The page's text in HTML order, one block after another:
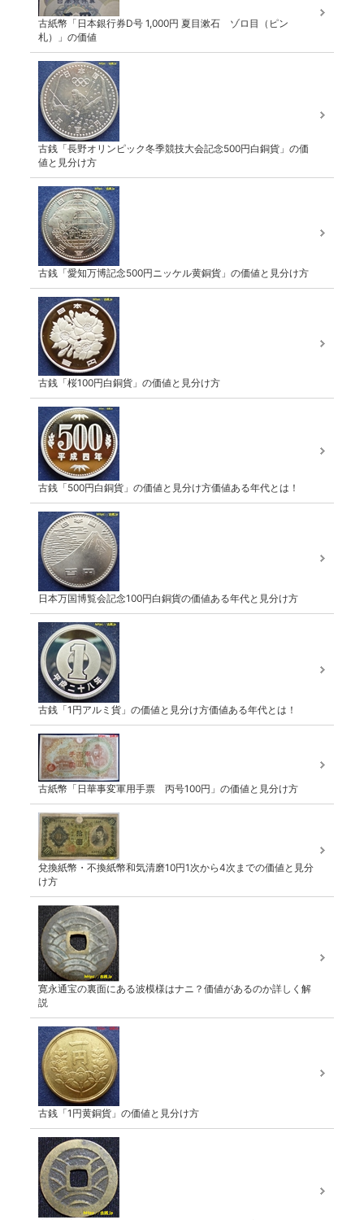
古紙幣「日本銀行券D号 1,000円 夏目漱石 ゾロ目（ピン
札）」の価値
古銭「長野オリンピック冬季競技大会記念500円白銅貨」の価
値と見分け方
古銭「愛知万博記念500円ニッケル黄銅貨」の価値と見分け方
古銭「桜100円白銅貨」の価値と見分け方
古銭「500円白銅貨」の価値と見分け方価値ある年代とは！
日本万国博覧会記念100円白銅貨の価値ある年代と見分け方
古銭「1円アルミ貨」の価値と見分け方価値ある年代とは！
古紙幣「日華事変軍用手票 丙号100円」の価値と見分け方
兌換紙幣・不換紙幣和気清磨10円1次から4次までの価値と見分
け方
寛永通宝の裏面にある波模様はナニ？価値があるのか詳しく解
説
古銭「1円黄銅貨」の価値と見分け方